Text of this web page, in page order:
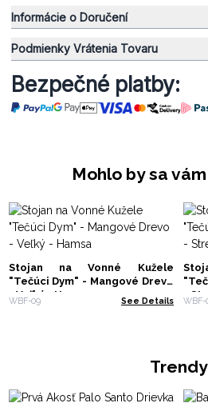
Informácie o Doručení
Podmienky Vrátenia Tovaru
Bezpečné platby:
Mohlo by sa
Stojan na Vonné Kužele
"Tečúci Dym" - Mangové Drevo
- Veľký - Hamsa
WBF-09 See Details
-
WBF-
Trendy